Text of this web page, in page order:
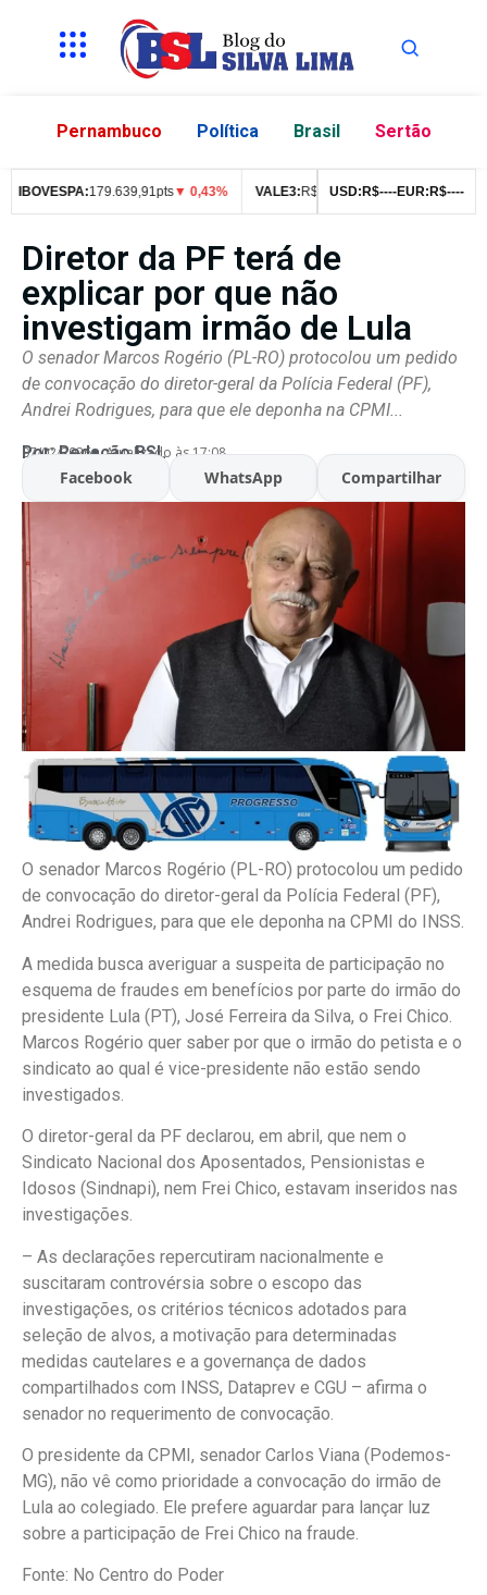
Pernambuco Política Brasil Sertão
179.639,91pts▼ 0,43% VALE3:R$76,99 ▼ 2,49% ITUB4:R$
USD: R$----EUR: R$----
Diretor da PF terá de
explicar por que não
investigam irmão de Lula
O senador Marcos Rogério (PL-RO) protocolou um pedido
de convocação do diretor-geral da Polícia Federal (PF),
Andrei Rodrigues, para que ele deponha na CPMI...
Por:Redação BSL
07/02/2026 Atualizado às 17:08
Facebook WhatsApp Compartilhar
O senador Marcos Rogério (PL-RO) protocolou um pedido
de convocação do diretor-geral da Polícia Federal (PF),
Andrei Rodrigues, para que ele deponha na CPMI do INSS.
A medida busca averiguar a suspeita de participação no
esquema de fraudes em benefícios por parte do irmão do
presidente Lula (PT), José Ferreira da Silva, o Frei Chico.
Marcos Rogério quer saber por que o irmão do petista e o
sindicato ao qual é vice-presidente não estão sendo
investigados.
O diretor-geral da PF declarou, em abril, que nem o
Sindicato Nacional dos Aposentados, Pensionistas e
Idosos (Sindnapi), nem Frei Chico, estavam inseridos nas
investigações.
– As declarações repercutiram nacionalmente e
suscitaram controvérsia sobre o escopo das
investigações, os critérios técnicos adotados para
seleção de alvos, a motivação para determinadas
medidas cautelares e a governança de dados
compartilhados com INSS, Dataprev e CGU – afirma o
senador no requerimento de convocação.
O presidente da CPMI, senador Carlos Viana (Podemos-
MG), não vê como prioridade a convocação do irmão de
Lula ao colegiado. Ele prefere aguardar para lançar luz
sobre a participação de Frei Chico na fraude.
Fonte: No Centro do Poder